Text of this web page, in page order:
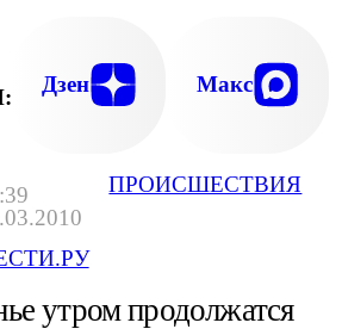
ПРОИСШЕСТВИЯ
Дзен Макс
утром продолжатся